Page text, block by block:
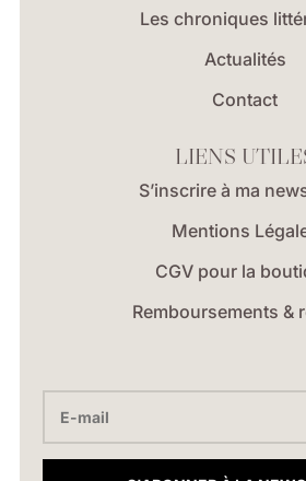
Les chroniques
Actualités
Contact
LIENS
S’inscrire à ma
Mentions
CGV pour la
Remboursements &